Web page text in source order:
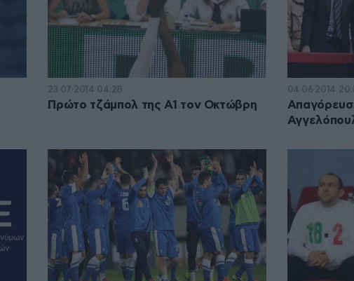
23·07·2014 04:28
Πρώτο τζάμπολ της Α1 τον Οκτώβρη
04·06·2014